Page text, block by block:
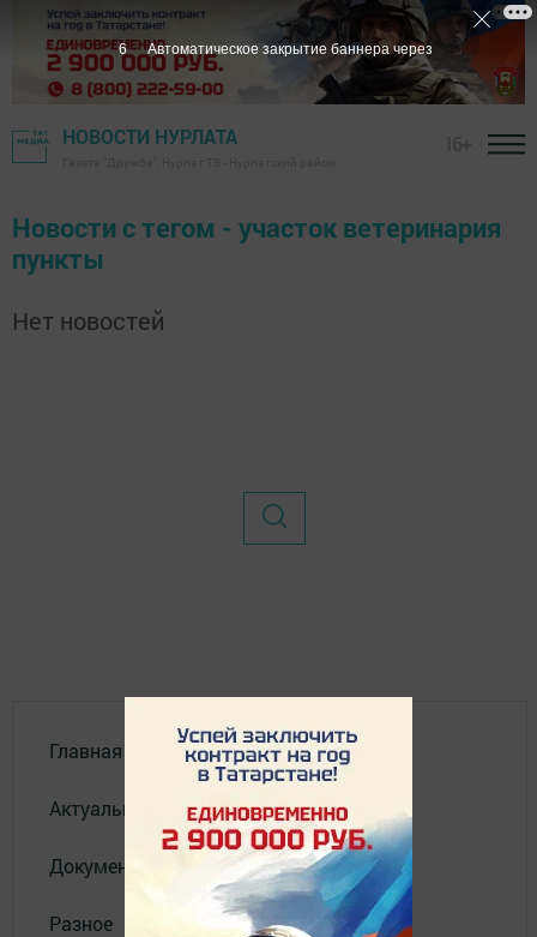
НОВОСТИ НУРЛАТА
Новости с тегом - участок ветеринария
пункты
Нет новостей
Главная
Актуальное видео
Документы
Разное
6 Автоматическое закрытие баннера через